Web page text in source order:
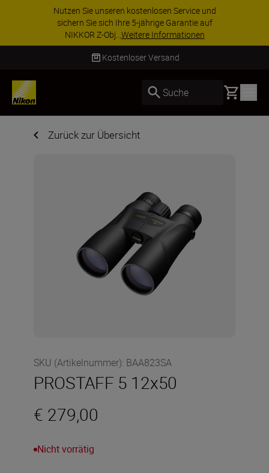
Nutzen Sie unseren kostenlosen Service und
sichern Sie sich Ihre 5-jährige Garantie auf
NIKKOR Z-Obj...Weitere Informationen
Kostenloser Versand
Suche Basket
Zurück zur Übersicht
SKU (Artikelnummer): BAA823SA
PROSTAFF 5 12x50
€ 279,00
Nicht vorrätig